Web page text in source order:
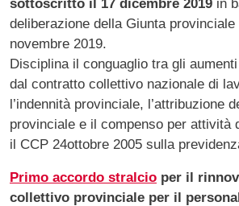
sottoscritto il 17 dicembre 2019 in
deliberazione della Giunta provinciale
novembre 2019.
Disciplina il conguaglio tra gli
dal contratto collettivo nazionale di
l’indennità provinciale, l’attribuzione
provinciale e il compenso per attività
il CCP 24ottobre 2005 sulla
Primo accordo stralcio per il
collettivo provinciale per il